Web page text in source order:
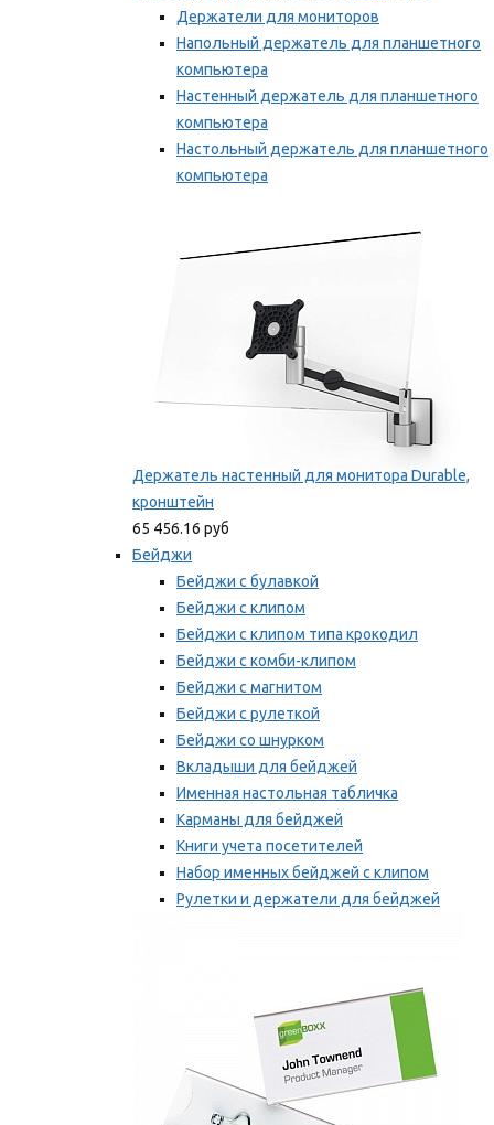
Держатели для мониторов
Напольный держатель для планшетного
компьютера
Настенный держатель для планшетного
компьютера
Настольный держатель для планшетного
компьютера
Держатель настенный для монитора Durable,
кронштейн
65 456.16 руб
Бейджи
Бейджи с булавкой
Бейджи с клипом
Бейджи с клипом типа крокодил
Бейджи с комби-клипом
Бейджи с магнитом
Бейджи с рулеткой
Бейджи со шнурком
Вкладыши для бейджей
Именная настольная табличка
Карманы для бейджей
Книги учета посетителей
Набор именных бейджей с клипом
Рулетки и держатели для бейджей